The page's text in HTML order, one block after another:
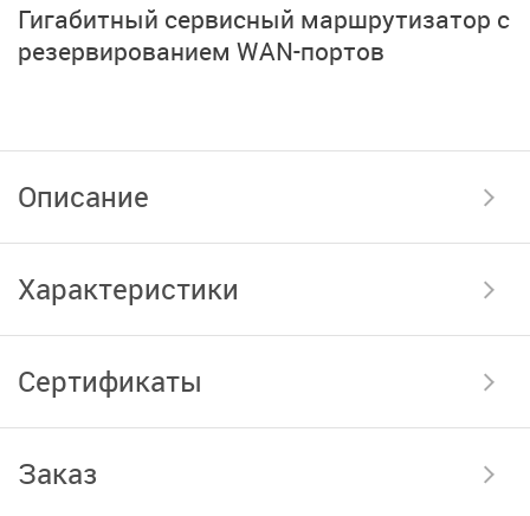
Гигабитный сервисный маршрутизатор с
резервированием WAN-портов
Описание
Характеристики
Сертификаты
Заказ